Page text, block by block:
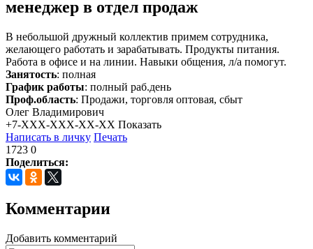
менеджер в отдел продаж
В небольшой дружный коллектив примем сотрудника,
желающего работать и зарабатывать. Продукты питания.
Работа в офисе и на линии. Навыки общения, л/а помогут.
Занятость: полная
График работы: полный раб.день
Проф.область: Продажи, торговля оптовая, сбыт
Олег Владимирович
+7-XXX-XXX-XX-XX Показать
Написать в личку Печать
1723 0
Поделиться:
Комментарии
Добавить комментарий